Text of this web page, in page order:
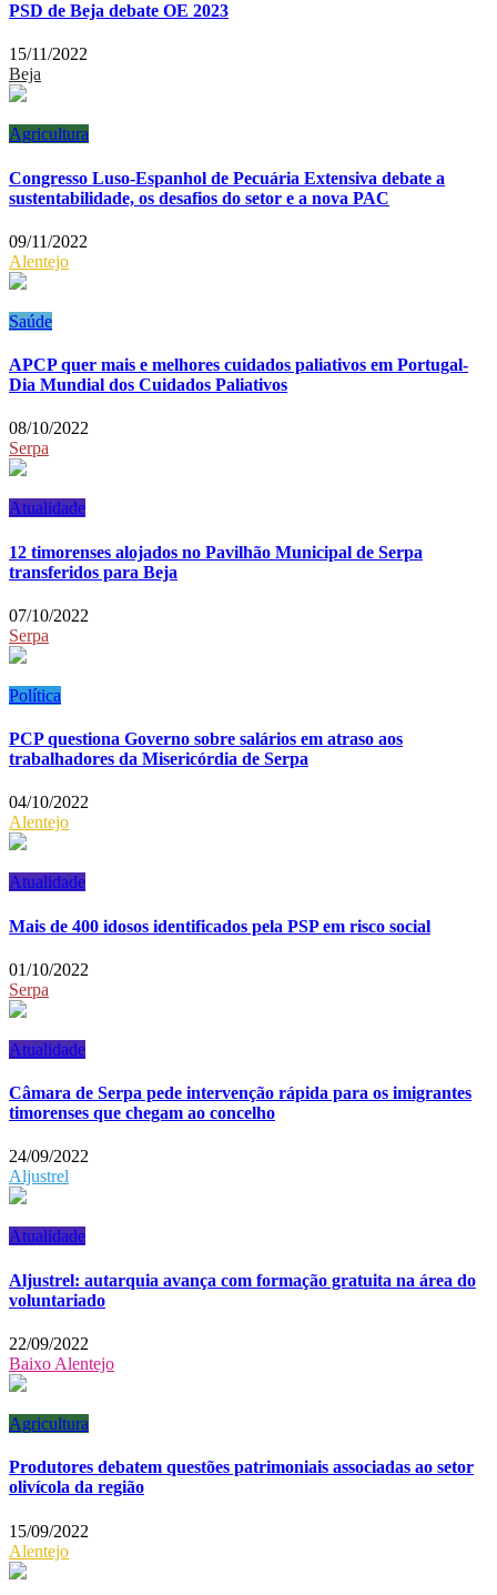
PSD de Beja debate OE 2023
15/11/2022
Beja
Agricultura
Congresso Luso-Espanhol de Pecuária Extensiva debate a
sustentabilidade, os desafios do setor e a nova PAC
09/11/2022
Alentejo
Saúde
APCP quer mais e melhores cuidados paliativos em Portugal-
Dia Mundial dos Cuidados Paliativos
08/10/2022
Serpa
Atualidade
12 timorenses alojados no Pavilhão Municipal de Serpa
transferidos para Beja
07/10/2022
Serpa
Política
PCP questiona Governo sobre salários em atraso aos
trabalhadores da Misericórdia de Serpa
04/10/2022
Alentejo
Atualidade
Mais de 400 idosos identificados pela PSP em risco social
01/10/2022
Serpa
Atualidade
Câmara de Serpa pede intervenção rápida para os imigrantes
timorenses que chegam ao concelho
24/09/2022
Aljustrel
Atualidade
Aljustrel: autarquia avança com formação gratuita na área do
voluntariado
22/09/2022
Baixo Alentejo
Agricultura
Produtores debatem questões patrimoniais associadas ao setor
olivícola da região
15/09/2022
Alentejo